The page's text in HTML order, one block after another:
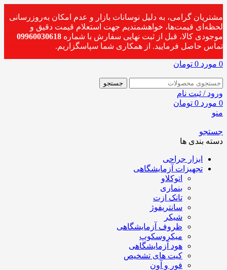
مشتریان گرامی، به دلیل نوسانات بازار و عدم امکان به‌روزرسانی
لحظه‌ای قیمت‌ها، خواهشمندیم جهت استعلام قیمت دقیق و
موجودی کالا، قبل از ثبت نهایی سفارش با شماره 09960030618
تماس حاصل فرمایید. از همکاری شما سپاسگزاریم.
0 مورد 0 تومان
جستجو
ورود / ثبت نام
0 مورد 0 تومان
منو
جستجو
دسته بندی ها
ابزار جراحی
تجهیزات آزمایشگاهی
اتوکلاو
بنماری
تانک ازت
سانتریفوژ
شیکر
ظروف آزمایشگاهی
میکروسکوپ
هود آزمایشگاهی
کیت های تشخیص
فور و آون